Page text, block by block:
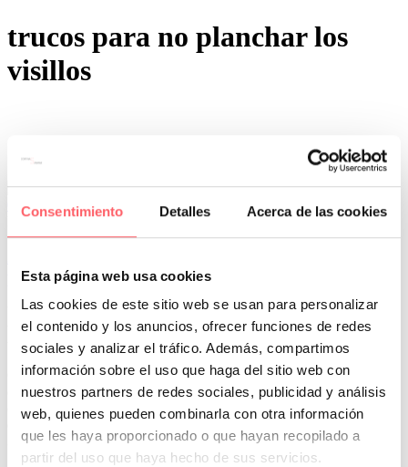
Consentimiento Detalles Acerca de las cookies
Esta página web usa cookies
Las cookies de este sitio web se usan para personalizar
el contenido y los anuncios, ofrecer funciones de redes
sociales y analizar el tráfico. Además, compartimos
información sobre el uso que haga del sitio web con
nuestros partners de redes sociales, publicidad y análisis
web, quienes pueden combinarla con otra información
que les haya proporcionado o que hayan recopilado a
partir del uso que haya hecho de sus servicios.
trucos para no planchar los
visillos
0
Por San Mar Trucos y consejos
planchado
Una de las cosas que más preocupan a los clientes, cuando lavan el
textil, es la manera de evitar el planchado de la tela. Te contamos
una serie de trucos imprescindibles para hacer ese lavado general.
Cuando elegimos una tela, es muy importante fijarse en la
composición del tejido. Cuanto más tejido natural tenga, más
cuidado habrá que tener en su lavado. Si queremos evitar la plancha,
debemos de elegir una composición 100 % poliéster o máximo un
30 % de lino o algodón.